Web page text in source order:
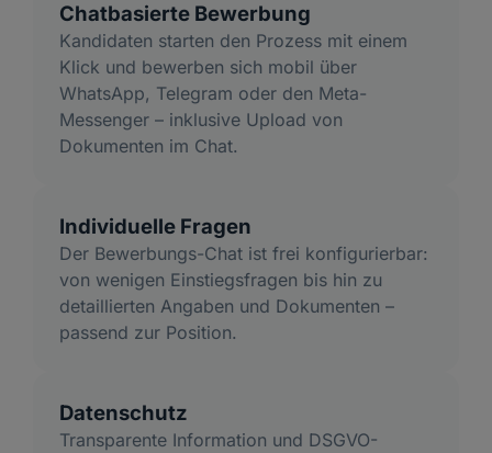
Chatbasierte Bewerbung
Kandidaten starten den Prozess mit einem
Klick und bewerben sich mobil über
WhatsApp, Telegram oder den Meta-
Messenger – inklusive Upload von
Dokumenten im Chat.
Individuelle Fragen
Der Bewerbungs-Chat ist frei konfigurierbar:
von wenigen Einstiegsfragen bis hin zu
detaillierten Angaben und Dokumenten –
passend zur Position.
Datenschutz
Transparente Information und DSGVO-